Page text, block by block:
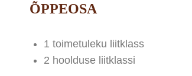
ÕPPEOSA
1 toimetuleku liitklass
2 hoolduse liitklassi